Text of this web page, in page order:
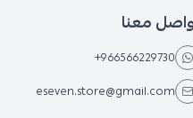
معنا
+966566229730
eseven.store@gmail.com